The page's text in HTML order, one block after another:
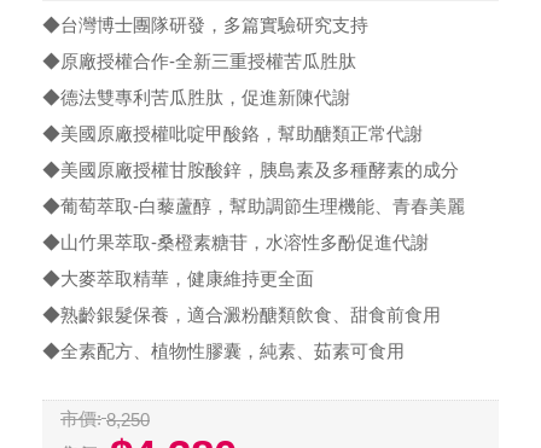
◆台灣博士團隊研發，多篇實驗研究支持
◆原廠授權合作-全新三重授權苦瓜胜肽
◆德法雙專利苦瓜胜肽，促進新陳代謝
◆美國原廠授權吡啶甲酸鉻，幫助醣類正常代謝
◆美國原廠授權甘胺酸鋅，胰島素及多種酵素的成分
◆葡萄萃取-白藜蘆醇，幫助調節生理機能、青春美麗
◆山竹果萃取-桑橙素糖苷，水溶性多酚促進代謝
◆大麥萃取精華，健康維持更全面
◆熟齡銀髮保養，適合澱粉醣類飲食、甜食前食用
◆全素配方、植物性膠囊，純素、茹素可食用
市價: 8,250